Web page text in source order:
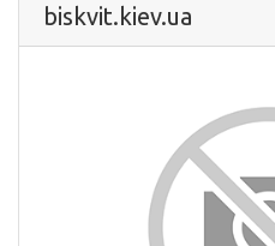
biskvit.kiev.ua